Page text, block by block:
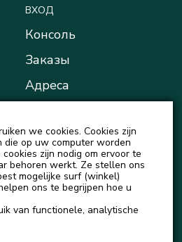
ВХОД
Консоль
Заказы
Адреса
Мой кошелёк
Детали учётной записи
Выход
we cookies. Cookies zijn
die op uw computer worden
zijn nodig om ervoor te
behoren werkt. Ze stellen ons
mogelijke surf (winkel)
ons te begrijpen hoe u
van functionele, analytische